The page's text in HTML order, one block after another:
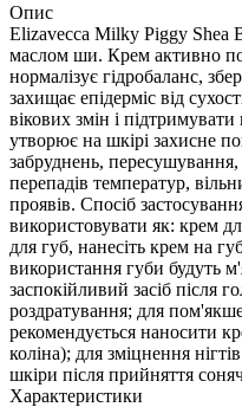
Опис
Elizavecca Milky Piggy Shea
маслом ши. Крем активно
нормалізує гідробаланс,
захищає епідерміс від
вікових змін і
утворює на шкірі захисне
забруднень, пересушування,
перепадів температур,
проявів. Спосіб
використовувати як: крем
для губ, нанесіть крем на
використання губи будуть
заспокійливий засіб після
роздратування; для
рекомендується наносити
коліна); для зміцнення
шкіри після прийняття
Характеристики